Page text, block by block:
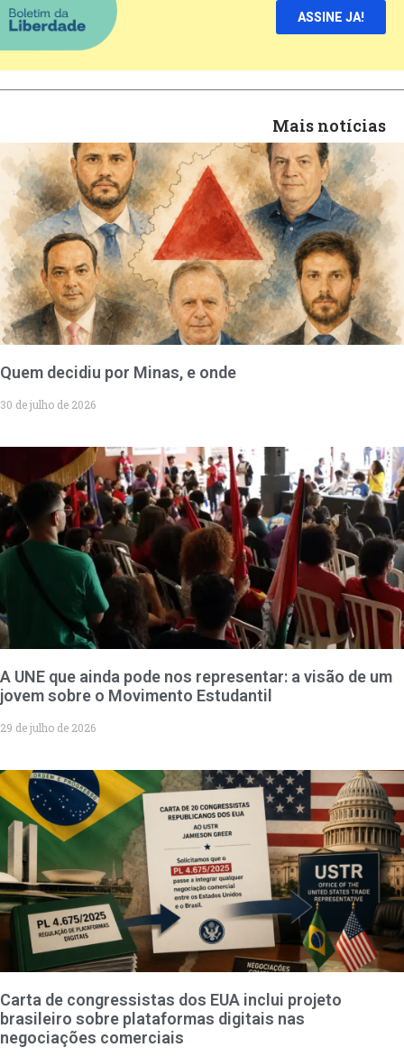
ASSINE JA!
Mais notícias
Quem decidiu por Minas, e onde
30 de julho de 2026
A UNE que ainda pode nos representar: a visão de um
jovem sobre o Movimento Estudantil
29 de julho de 2026
Carta de congressistas dos EUA inclui projeto
brasileiro sobre plataformas digitais nas
negociações comerciais